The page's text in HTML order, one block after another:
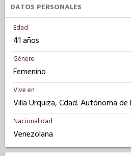
DATOS PERSONALES
Edad
41 años
Género
Femenino
Vive en
Villa Urquiza, Cdad. Autónoma de
Nacionalidad
Venezolana